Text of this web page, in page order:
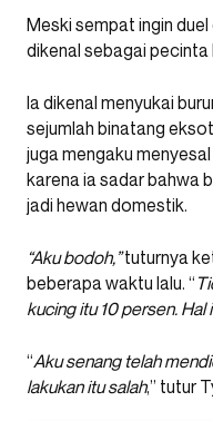
Meski sempat ingin
dikenal sebagai pecinta
Ia dikenal menyukai
sejumlah binatang
juga mengaku
karena ia sadar bahwa
jadi hewan domestik.
“Aku bodoh,”tuturnya
beberapa waktu lalu. “
kucing itu 10 persen.
“Aku senang telah
lakukan itu salah,” tutur